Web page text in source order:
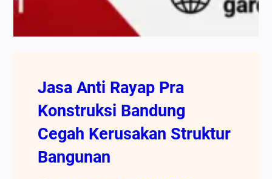
Jasa Anti Rayap Pra
Konstruksi Bandung
Cegah Kerusakan Struktur
Bangunan